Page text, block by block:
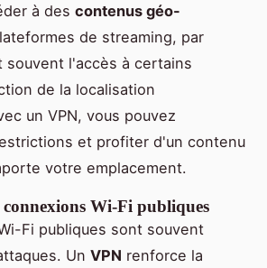
à des contenus géo-
de streaming, par
souvent l'accès à certains
de la localisation
un VPN, vous pouvez
et profiter d'un contenu
votre emplacement.
connexions Wi-Fi publiques
Fi publiques sont souvent
Un VPN renforce la